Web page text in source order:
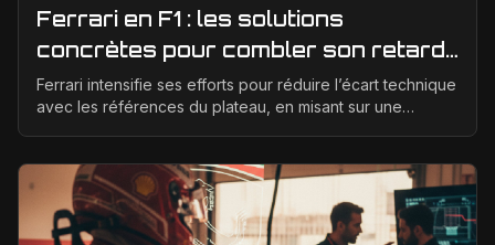
Ferrari en F1 : les solutions
concrètes pour combler son retard
technique en 2026
Ferrari intensifie ses efforts pour réduire l’écart technique
avec les références du plateau, en misant sur une